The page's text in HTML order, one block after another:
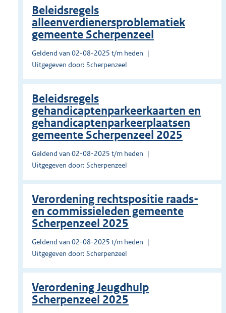
Beleidsregels
alleenverdienersproblematiek
gemeente Scherpenzeel
Geldend van 02-08-2025 t/m heden
Uitgegeven door: Scherpenzeel
Beleidsregels
gehandicaptenparkeerkaarten en
gehandicaptenparkeerplaatsen
gemeente Scherpenzeel 2025
Geldend van 02-08-2025 t/m heden
Uitgegeven door: Scherpenzeel
Verordening rechtspositie raads-
en commissieleden gemeente
Scherpenzeel 2025
Geldend van 02-08-2025 t/m heden
Uitgegeven door: Scherpenzeel
Verordening Jeugdhulp
Scherpenzeel 2025